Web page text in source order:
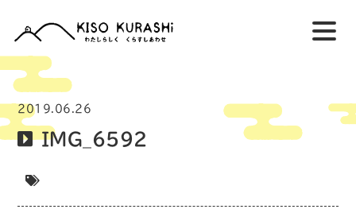
2019.06.26
IMG_6592